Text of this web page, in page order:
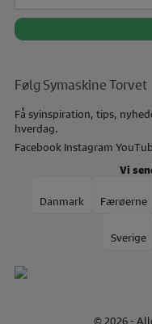
Følg Symaskine Torvet
Få syinspiration, tips,
hverdag.
Facebook Instagram
Vi
Danmark Færøerne
Sverige
© 2026 -